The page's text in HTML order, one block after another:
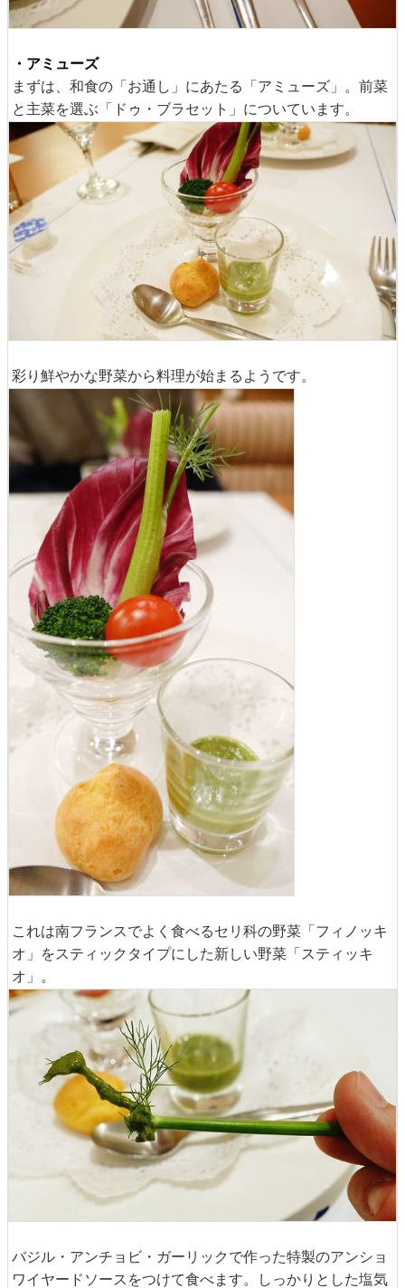
・アミューズ
まずは、和食の「お通し」にあたる「アミューズ」。前菜
と主菜を選ぶ「ドゥ・ブラセット」についています。
彩り鮮やかな野菜から料理が始まるようです。
これは南フランスでよく食べるセリ科の野菜「フィノッキ
オ」をスティックタイプにした新しい野菜「スティッキ
オ」。
バジル・アンチョビ・ガーリックで作った特製のアンショ
ワイヤードソースをつけて食べます。しっかりとした塩気